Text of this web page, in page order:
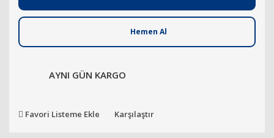
Hemen Al
AYNI GÜN KARGO
Favori Listeme Ekle Karşılaştır